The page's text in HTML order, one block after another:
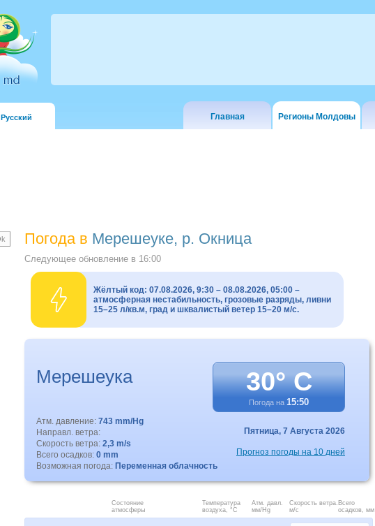
Русский Главная Регионы Молдовы
Погода в Мерешеуке, р. Окница
Следующее обновление в 16:00
Жёлтый код: 07.08.2026, 9:30 – 08.08.2026, 05:00 –
атмосферная нестабильность, грозовые разряды, ливни
15–25 л/кв.м, град и шквалистый ветер 15–20 м/с.
Мерешеука 30° C
Погода на 15:50
Атм. давление: 743 mm/Hg
Направл. ветра:
Скорость ветра: 2,3 m/s
Всего осадков: 0 mm
Возможная погода: Переменная облачность
Пятница, 7 Августа 2026
Прогноз погоды на 10 дней
Состояние
атмосферы
Температура
воздуха, °C
Атм. давл.
мм/Hg
Скорость ветра.
м/с
Всего
осадков, мм